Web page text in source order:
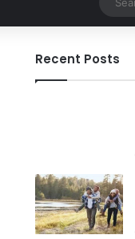
Recent Posts